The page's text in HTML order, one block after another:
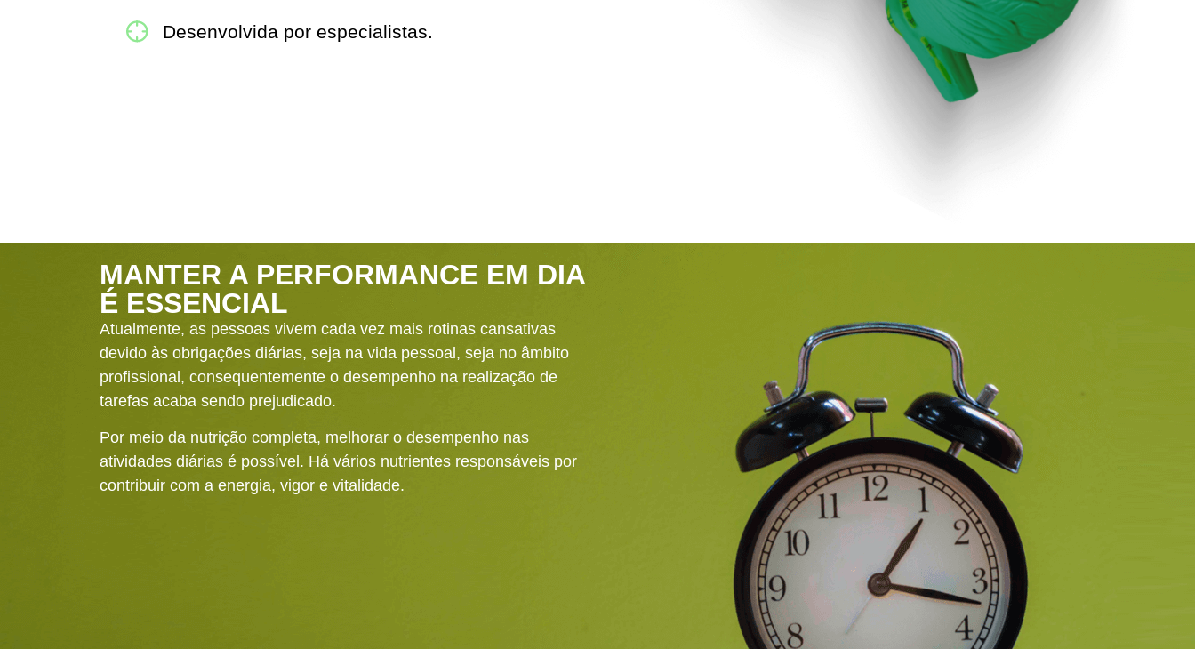
Desenvolvida por especialistas.
MANTER A PERFORMANCE EM DIA
É ESSENCIAL
Atualmente, as pessoas vivem cada vez mais rotinas cansativas
devido às obrigações diárias, seja na vida pessoal, seja no âmbito
profissional, consequentemente o desempenho na realização de
tarefas acaba sendo prejudicado.
Por meio da nutrição completa, melhorar o desempenho nas
atividades diárias é possível. Há vários nutrientes responsáveis por
contribuir com a energia, vigor e vitalidade.